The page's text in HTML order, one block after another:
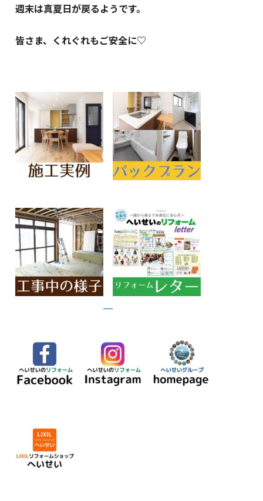
週末は真夏日が戻るようです。
皆さま、くれぐれもご安全に♡